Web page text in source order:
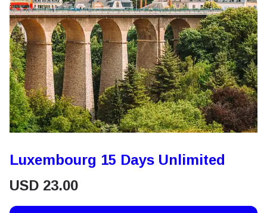
Luxembourg 15 Days Unlimited
USD 23.00